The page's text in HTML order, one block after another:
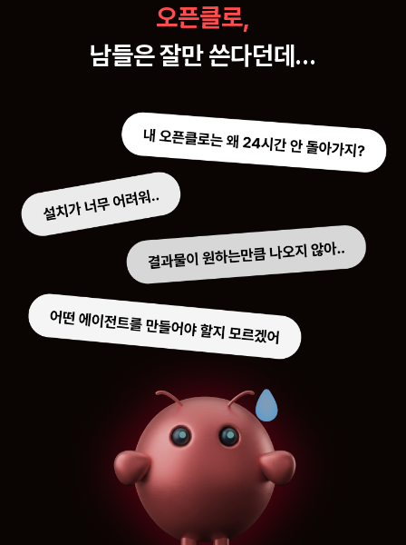
오픈클로,
남들은 잘만 쓴다던데...